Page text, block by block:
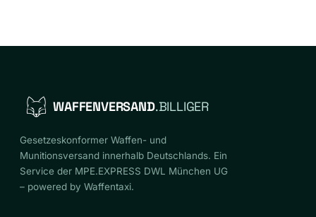
WAFFENVERSAND.BILLIGER
Gesetzeskonformer Waffen- und
Munitionsversand innerhalb Deutschlands. Ein
Service der MPE.EXPRESS DWL München UG
– powered by Waffentaxi.